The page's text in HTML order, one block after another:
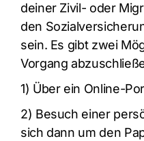
deiner Zivil- oder
den
sein. Es gibt zwei
Vorgang
1) Über ein Online-
2) Besuch einer
sich dann um den